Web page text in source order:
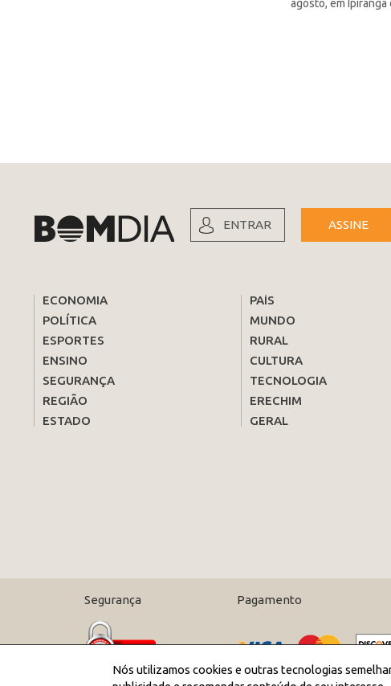
agosto, em Ipiranga
ENTRAR ASSINE
ECONOMIA
POLÍTICA
ESPORTES
ENSINO
SEGURANÇA
REGIÃO
ESTADO
PAÍS
MUNDO
RURAL
CULTURA
TECNOLOGIA
ERECHIM
GERAL
Segurança Pagamento
Nós utilizamos cookies e outras tecnologias